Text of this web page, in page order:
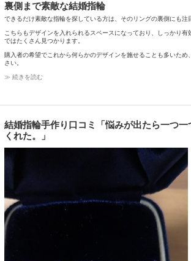
裏側まで素敵な結婚指輪
できるだけ素敵な指輪を探している方は、そのリングの裏側にも注
こちらもデザインを入れられるスペースになっており、しっかり有
ではたくさん見つかります。
購入者の希望でこれから何らかのデザインを施せることも多いため
さい。
≫ 続きを読む
結婚指輪手作り口コミ「悩みが出たら一つ一
くれた。」